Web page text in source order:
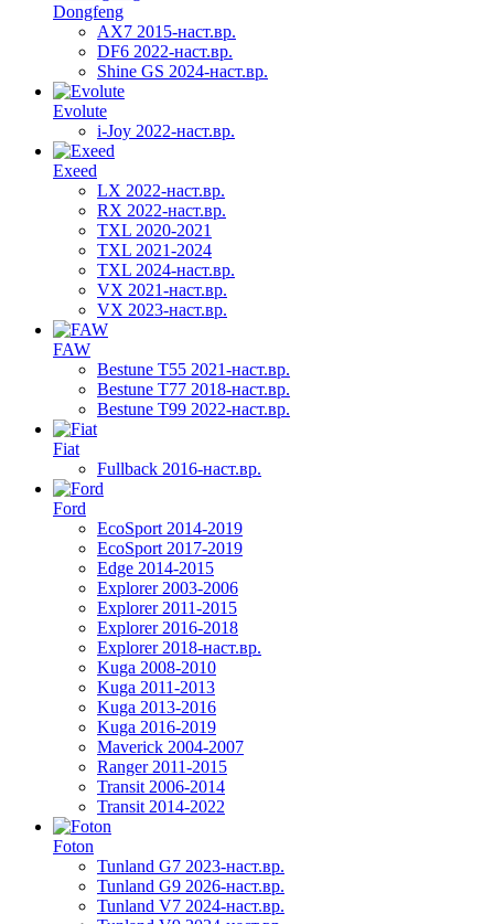
Dongfeng
AX7 2015-наст.вр.
DF6 2022-наст.вр.
Shine GS 2024-наст.вр.
Evolute
i-Joy 2022-наст.вр.
Exeed
LX 2022-наст.вр.
RX 2022-наст.вр.
TXL 2020-2021
TXL 2021-2024
TXL 2024-наст.вр.
VX 2021-наст.вр.
VX 2023-наст.вр.
FAW
Bestune T55 2021-наст.вр.
Bestune T77 2018-наст.вр.
Bestune T99 2022-наст.вр.
Fiat
Fullback 2016-наст.вр.
Ford
EcoSport 2014-2019
EcoSport 2017-2019
Edge 2014-2015
Explorer 2003-2006
Explorer 2011-2015
Explorer 2016-2018
Explorer 2018-наст.вр.
Kuga 2008-2010
Kuga 2011-2013
Kuga 2013-2016
Kuga 2016-2019
Maverick 2004-2007
Ranger 2011-2015
Transit 2006-2014
Transit 2014-2022
Foton
Tunland G7 2023-наст.вр.
Tunland G9 2026-наст.вр.
Tunland V7 2024-наст.вр.